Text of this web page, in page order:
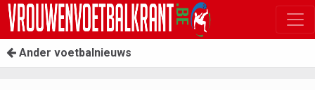
Ander voetbalnieuws